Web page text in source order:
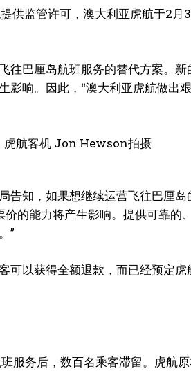
供监管许可，澳大利亚虎航于2
往巴厘岛航班服务的替代方案。
影响。因此，“澳大利亚虎航做出
告知，如果想继续运营飞往巴厘
的能力将产生影响。提供可靠的
”
可以获得全额退款，而已经预定
服务后，数百名乘客滞留。虎航